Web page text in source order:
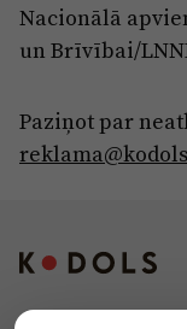
Olaine
Salaspils
Saulkrasti
Jūrmala
Nacionālā
un Brīvībai/
Paziņot par